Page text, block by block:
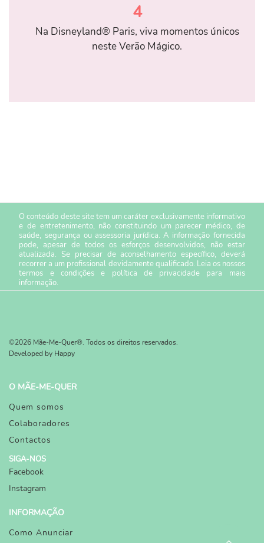
4
Na Disneyland® Paris, viva momentos únicos
neste Verão Mágico.
O conteúdo deste site tem um caráter exclusivamente informativo
e de entretenimento, não constituindo um parecer médico, de
saúde, segurança ou assessoria jurídica. A informação fornecida
pode, apesar de todos os esforços desenvolvidos, não estar
atualizada. Se precisar de aconselhamento específico, deverá
recorrer a um profissional devidamente qualificado. Leia os nossos
termos e condiçõese política de privacidade para mais
informação.
©2026 Mãe-Me-Quer®. Todos os direitos reservados.
Developed by Happy
O MÃE-ME-QUER
Quem somos
Colaboradores
Contactos
SIGA-NOS
Facebook
Instagram
INFORMAÇÃO
Como Anunciar